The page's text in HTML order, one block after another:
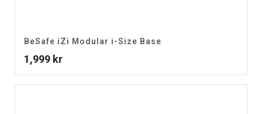
BeSafe iZi Modular i-Size Base
1,999 kr